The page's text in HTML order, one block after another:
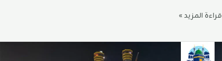
قراءة المزيد »
كيف